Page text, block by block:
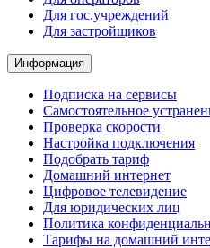
Для гос.учреждений
Для застройщиков
Информация
Подписка на сервисы
Самостоятельное
Проверка скорости
Настройка подключения
Подобрать тариф
Домашний интернет
Цифровое телевидение
Для юридических лиц
Политика
Тарифы на домашний